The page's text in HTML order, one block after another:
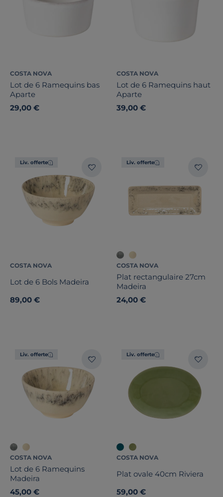
COSTA NOVA
Lot de 6 Ramequins bas
Aparte
29,00 €
COSTA NOVA
Lot de 6 Ramequins haut
Aparte
39,00 €
Liv. offerte
COSTA NOVA
Lot de 6 Bols Madeira
89,00 €
Liv. offerte
COSTA NOVA
Plat rectangulaire 27cm
Madeira
24,00 €
Liv. offerte
COSTA NOVA
Lot de 6 Ramequins
Madeira
45,00 €
Liv. offerte
COSTA NOVA
Plat ovale 40cm Riviera
59,00 €